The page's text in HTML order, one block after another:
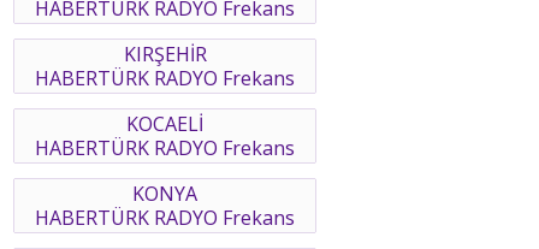
HABERTÜRK RADYO Frekans
KIRŞEHİR
HABERTÜRK RADYO Frekans
KOCAELİ
HABERTÜRK RADYO Frekans
KONYA
HABERTÜRK RADYO Frekans